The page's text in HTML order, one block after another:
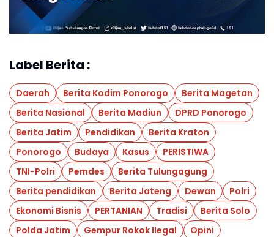
Label Berita :
Daerah Berita Kodim Ponorogo
Berita Magetan
Berita Nasional
Berita Madiun
DPRD Ponorogo
Berita Jatim
Pendidikan
Berita Kraton
Ponorogo
Budaya Kasus
PERISTIWA
TNI-Polri
Pemdes
Berita Tulungagung
Berita pendidikan
Berita Jateng Dewan
Polri
Ekonomi Bisnis
PERTANIAN Tradisi
Berita Solo
Polda Jatim
Gempur Rokok Ilegal
Opini